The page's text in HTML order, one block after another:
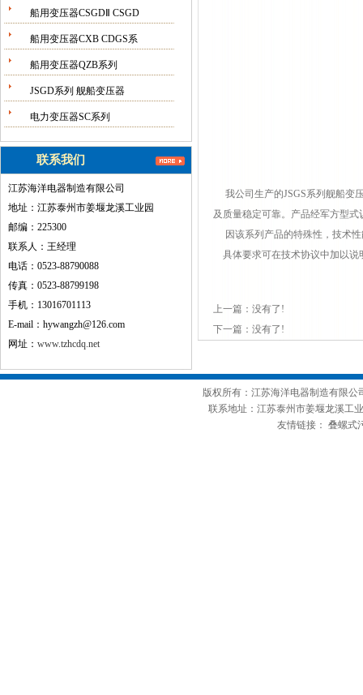
船用变压器CSGDⅡ CSGD
船用变压器CXB CDGS系
船用变压器QZB系列
JSGD系列 舰船变压器
电力变压器SC系列
联系我们
江苏海洋电器制造有限公司
地址：江苏泰州市姜堰龙溪工业园
邮编：225300
联系人：王经理
电话：0523-88790088
传真：0523-88799198
手机：13016701113
E-mail：hywangzh@126.com
网址： www.tzhcdq.net
我公司生产的JSGS系列舰船变
及质量稳定可靠。产品经军方型式
因该系列产品的特殊性，技术性
具体要求可在技术协议中加以说
上一篇：没有了!
下一篇：没有了!
版权所有：江苏海洋电器制造有限公
联系地址：江苏泰州市姜堰龙溪工业
友情链接： 叠螺式